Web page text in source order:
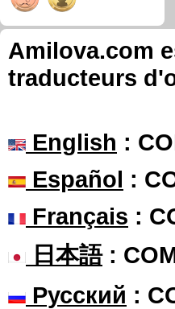
Amilova.com
traducteurs
English :
Español :
Français :
日本語:
Русский :